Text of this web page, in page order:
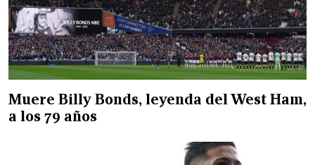
Muere Billy Bonds, leyenda del West Ham,
a los 79 años